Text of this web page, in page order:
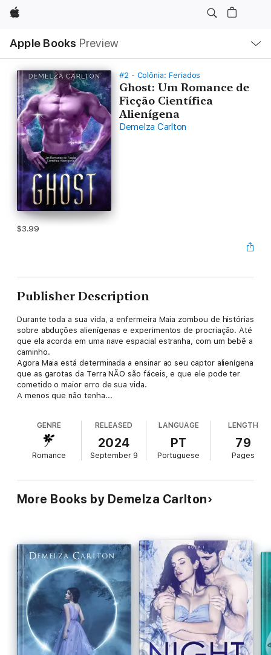
Apple
Apple Books Preview
Nav
Open
Menu
#2 - Colônia: Feriados
Ghost: Um Romance de
Ficção Científica
Alienígena
Demelza Carlton
$3.99
Publisher Description
Durante toda a sua vida, a enfermeira Maia zombou de histórias
sobre abduções alienígenas e experimentos de procriação. Até
que ela acorda em uma nave espacial estranha, com um bebê a
caminho.
Agora Maia está determinada a ensinar ao seu captor alienígena
que as garotas da Terra NÃO são fáceis, e que ele pode ter
cometido o maior erro de sua vida.
A menos que não tenha...
GENRE
Romance
RELEASED
2024
September 9
LANGUAGE
PT
Portuguese
LENGTH
79
Pages
More Books by Demelza Carlton